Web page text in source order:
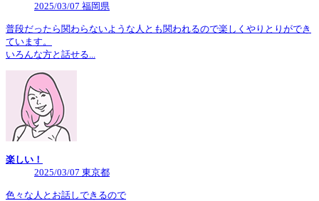
2025/03/07 福岡県
普段だったら関わらないような人とも関われるので楽しくやりとりができ
ています。
いろんな方と話せる...
楽しい！
2025/03/07 東京都
色々な人とお話しできるので